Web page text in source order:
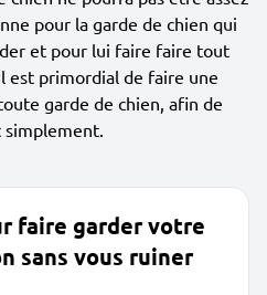
pour la garde de chien qui
et pour lui faire faire tout
est primordial de faire une
garde de chien, afin de
simplement.
faire garder votre
sans vous ruiner